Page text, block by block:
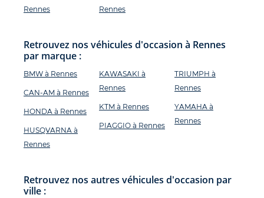
Rennes
Rennes
Retrouvez nos véhicules d'occasion à Rennes
par marque :
BMW à Rennes
CAN-AM à Rennes
HONDA à Rennes
HUSQVARNA à
Rennes
KAWASAKI à
Rennes
KTM à Rennes
PIAGGIO à Rennes
TRIUMPH à
Rennes
YAMAHA à
Rennes
Retrouvez nos autres véhicules d'occasion par
ville :